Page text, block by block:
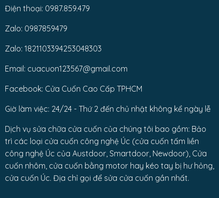
Điện thoại: 0987.859.479
Zalo: 0987859479
Zalo: 1821103394253048303
Email: cuacuon123567@gmail.com
Facebook: Cửa Cuốn Cao Cấp TPHCM
Giờ làm việc: 24/24 - Thứ 2 đến chủ nhật không kể ngày lễ
Dịch vụ sửa chữa cửa cuốn của chúng tôi bao gồm: Bảo
trì các loại cửa cuốn công nghệ Úc (cửa cuốn tấm liền
công nghệ Úc của Austdoor, Smartdoor, Newdoor), Cửa
cuốn nhôm, cửa cuốn bằng motor hay kéo tay bị hư hỏng,
cửa cuốn Úc. Địa chỉ gọi để sửa cửa cuốn gần nhất.